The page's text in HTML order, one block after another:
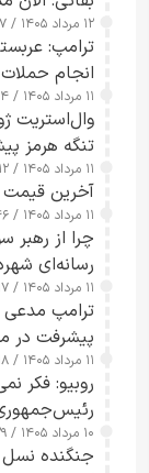
۱۲ مرداد ۱۴۰۵ / ۰۸:۱۷
ترامپ:
انجام
۱۱ مرداد ۱۴۰۵ / ۱۹:۰۴
وال‌استریت
تنگه هرمز
۱۱ مرداد ۱۴۰۵ / ۱۶:۱۲
آخرین قیمت طلا،
۱۱ مرداد ۱۴۰۵ / ۱۰:۴۶
چرا از
رسانه‌ای
جاسوسی
۱۱ مرداد ۱۴۰۵ / ۰۹:۱۷
پیشرفت در
۱۱ مرداد ۱۴۰۵ / ۰۸:۱۸
روبیو: فکر
رئیس‌جمهوری
کسی که
۱۰ مرداد ۱۴۰۵ / ۱۹:۲۹